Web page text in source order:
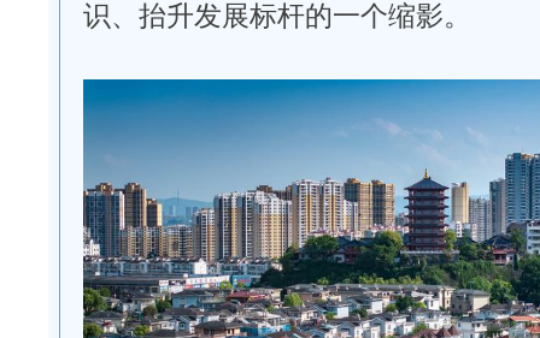
识、抬升发展标杆的一个缩影。